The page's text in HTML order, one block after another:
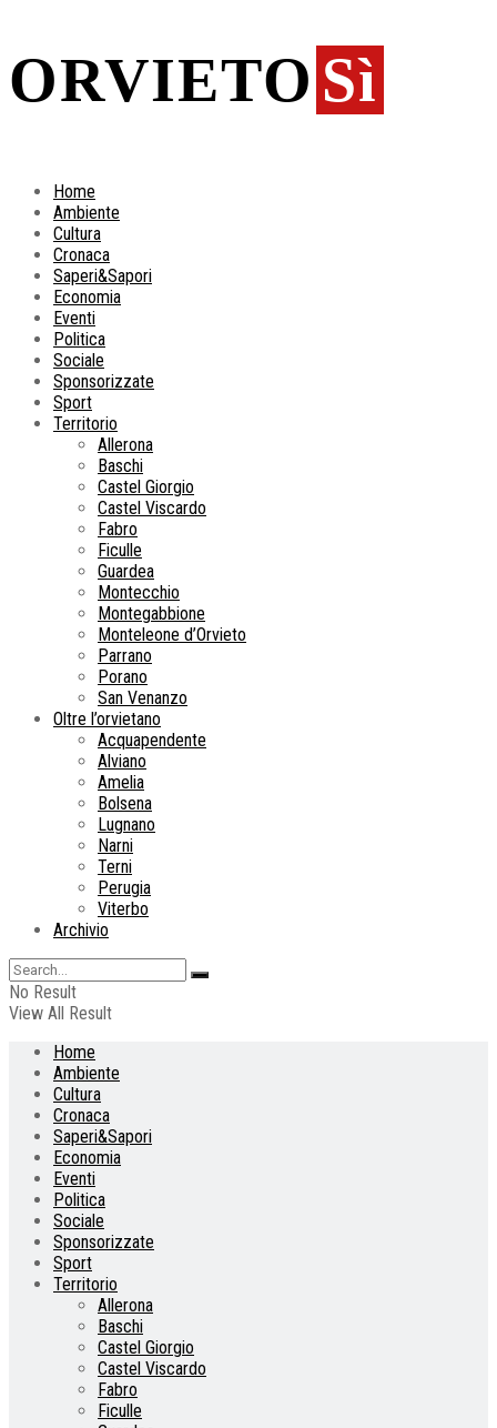
ORVIETO Sì
Home
Ambiente
Cultura
Cronaca
Saperi&Sapori
Economia
Eventi
Politica
Sociale
Sponsorizzate
Sport
Territorio
Allerona
Baschi
Castel Giorgio
Castel Viscardo
Fabro
Ficulle
Guardea
Montecchio
Montegabbione
Monteleone d’Orvieto
Parrano
Porano
San Venanzo
Oltre l’orvietano
Acquapendente
Alviano
Amelia
Bolsena
Lugnano
Narni
Terni
Perugia
Viterbo
Archivio
No Result
View All Result
Home
Ambiente
Cultura
Cronaca
Saperi&Sapori
Economia
Eventi
Politica
Sociale
Sponsorizzate
Sport
Territorio
Allerona
Baschi
Castel Giorgio
Castel Viscardo
Fabro
Ficulle